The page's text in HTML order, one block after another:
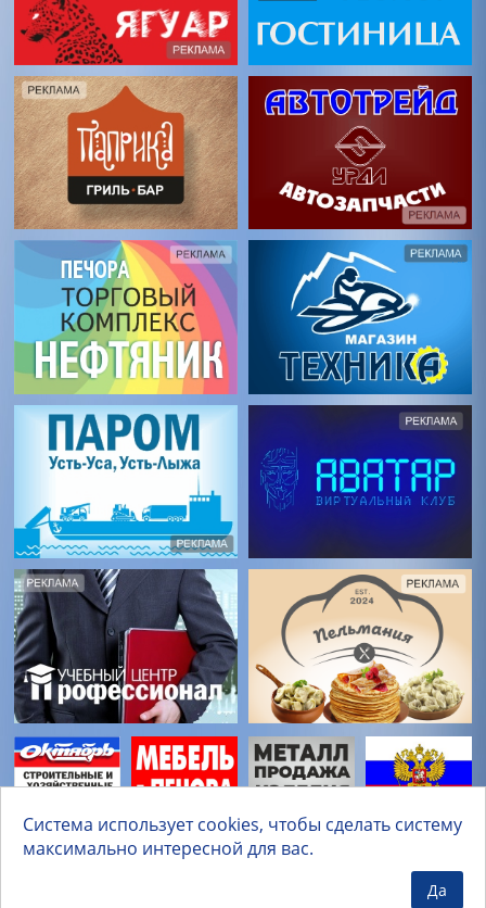
Система использует cookies, чтобы сделать систему
максимально интересной для вас.
Да